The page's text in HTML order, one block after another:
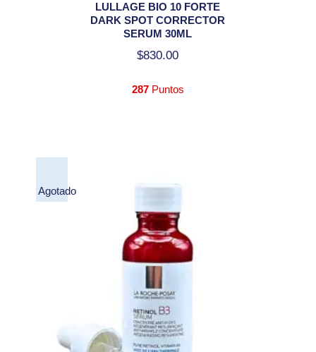
LULLAGE BIO 10 FORTE
DARK SPOT CORRECTOR
SERUM 30ML
$830.00
287Puntos
Agotado